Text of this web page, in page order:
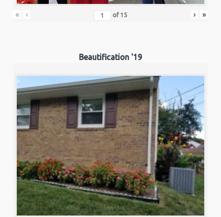
« ‹ of 15 › »
Beautification '19